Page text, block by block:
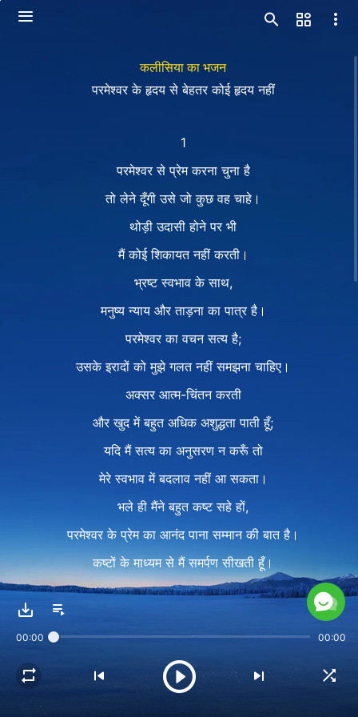
कलीसिया का भजन
परमेश्वर के हृदय से बेहतर कोई हृदय नहीं
1
परमेश्वर से प्रेम करना चुना है
तो लेने दूँगी उसे जो कुछ वह चाहे।
थोड़ी उदासी होने पर भी
मैं कोई शिकायत नहीं करती।
भ्रष्ट स्वभाव के साथ,
मनुष्य न्याय और ताड़ना का पात्र है।
परमेश्वर का वचन सत्य है;
उसके इरादों को मुझे गलत नहीं समझना चाहिए।
अक्सर आत्म-चिंतन करती
और खुद में बहुत अधिक अशुद्धता पाती हूँ;
यदि मैं सत्य का अनुसरण न करूँ तो
मेरे स्वभाव में बदलाव नहीं आ सकता।
भले ही मैंने बहुत कष्ट सहे हों,
परमेश्वर के प्रेम का आनंद पाना सम्मान की बात है।
कष्टों के माध्यम से मैं समर्पण सीखती हूँ।
परमेश्वर के हृदय से बेहतर कोई हृदय नहीं।
मैं पहचानती हूँ कि वह कितना प्यारा है।
00:00 00:00